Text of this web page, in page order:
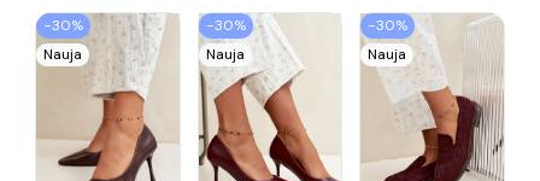
−30%
Nauja
−30%
Nauja
−30%
Nauja